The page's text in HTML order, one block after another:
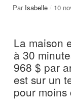
Par Isabelle / 10
La maison
à 30
968 $ par
est sur un
pour